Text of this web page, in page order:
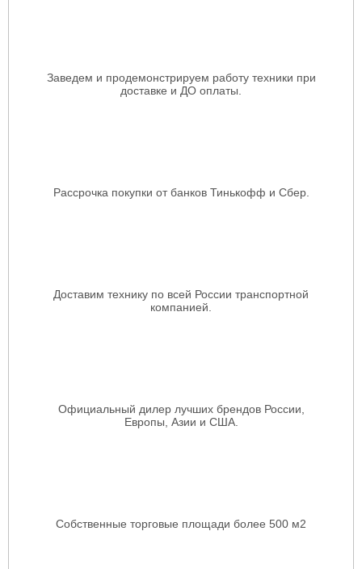
Заведем и продемонстрируем работу техники при
доставке и ДО оплаты.
Рассрочка покупки от банков Тинькофф и Сбер.
Доставим технику по всей России транспортной
компанией.
Официальный дилер лучших брендов России,
Европы, Азии и США.
Собственные торговые площади более 500 м2